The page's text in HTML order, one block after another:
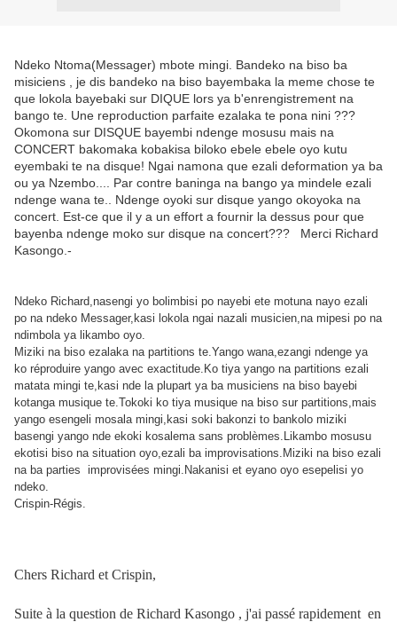
Ndeko Ntoma(Messager) mbote mingi. Bandeko na biso ba
misiciens , je dis bandeko na biso bayembaka la meme chose te
que lokola bayebaki sur DIQUE lors ya b'enrengistrement na
bango te. Une reproduction parfaite ezalaka te pona nini ???
Okomona sur DISQUE bayembi ndenge mosusu mais na
CONCERT bakomaka kobakisa biloko ebele ebele oyo kutu
eyembaki te na disque! Ngai namona que ezali deformation ya ba
ou ya Nzembo.... Par contre baninga na bango ya mindele ezali
ndenge wana te.. Ndenge oyoki sur disque yango okoyoka na
concert. Est-ce que il y a un effort a fournir la dessus pour que
bayenba ndenge moko sur disque na concert??? Merci Richard
Kasongo.-
Ndeko Richard,nasengi yo bolimbisi po nayebi ete motuna nayo ezali
po na ndeko Messager,kasi lokola ngai nazali musicien,na mipesi po na
ndimbola ya likambo oyo.
Miziki na biso ezalaka na partitions te.Yango wana,ezangi ndenge ya
ko réproduire yango avec exactitude.Ko tiya yango na partitions ezali
matata mingi te,kasi nde la plupart ya ba musiciens na biso bayebi
kotanga musique te.Tokoki ko tiya musique na biso sur partitions,mais
yango esengeli mosala mingi,kasi soki bakonzi to bankolo miziki
basengi yango nde ekoki kosalema sans problèmes.Likambo mosusu
ekotisi biso na situation oyo,ezali ba improvisations.Miziki na biso ezali
na ba parties improvisées mingi.Nakanisi et eyano oyo esepelisi yo
ndeko.
Crispin-Régis.
Chers Richard et Crispin,
Suite à la question de Richard Kasongo , j'ai passé rapidement en